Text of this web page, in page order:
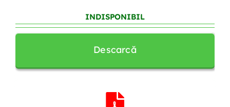
INDISPONIBIL
Descarcă